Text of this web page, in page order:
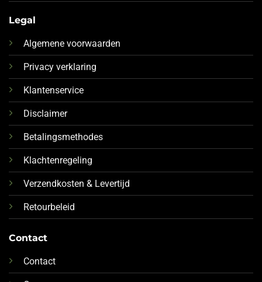
Legal
Algemene voorwaarden
Privacy verklaring
Klantenservice
Disclaimer
Betalingsmethodes
Klachtenregeling
Verzendkosten & Levertijd
Retourbeleid
Contact
Contact